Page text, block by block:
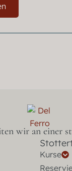
wir an einer
Kurse